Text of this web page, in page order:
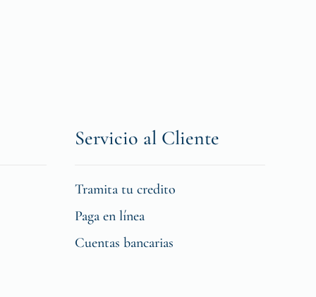
Servicio al Cliente
Tramita tu credito
Paga en línea
Cuentas bancarias